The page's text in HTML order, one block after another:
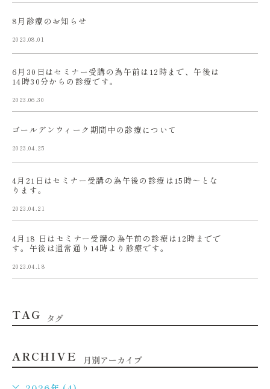
8月診療のお知らせ
2023.08.01
6月30日はセミナー受講の為午前は12時まで、午後は
14時30分からの診療です。
2023.06.30
ゴールデンウィーク期間中の診療について
2023.04.25
4月21日はセミナー受講の為午後の診療は15時〜とな
ります。
2023.04.21
4月18 日はセミナー受講の為午前の診療は12時までで
す。午後は通常通り14時より診療です。
2023.04.18
TAG タグ
ARCHIVE 月別アーカイブ